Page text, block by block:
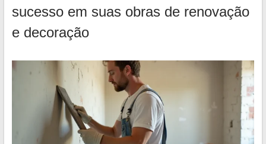
sucesso em suas obras de renovação
e decoração